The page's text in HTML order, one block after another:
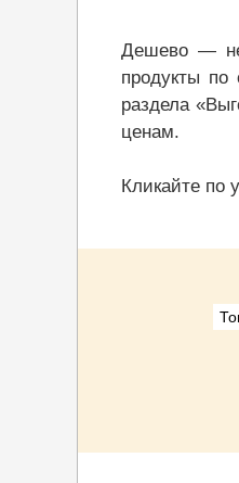
Дешево — не
продукты
раздела
ценам.
Кликайте по